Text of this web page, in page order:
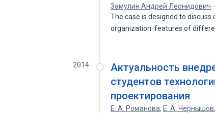
Замулин Андрей Леонидович
The case is designed to
organization: features of
2014
Актуальность
студентов
проектирования
Е. А. Романова, Е. А. Чернышов